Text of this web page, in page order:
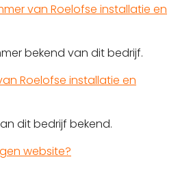
van Roelofse installatie en
bekend van dit bedrijf.
Roelofse installatie en
dit bedrijf bekend.
website?